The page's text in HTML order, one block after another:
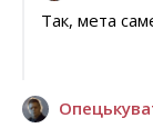
Так, мета